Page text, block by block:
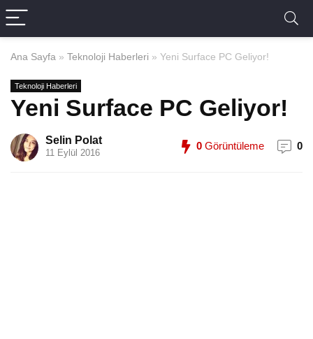
Ana Sayfa » Teknoloji Haberleri » Yeni Surface PC Geliyor!
Teknoloji Haberleri
Yeni Surface PC Geliyor!
Selin Polat
11 Eylül 2016
0 Görüntüleme 0